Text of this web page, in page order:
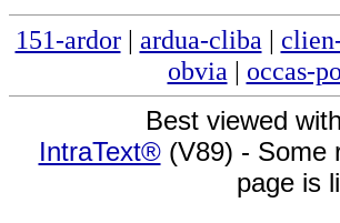
151-ardor| ardua-cliba |
obvia | occas-
Best viewed
IntraText®(V89) - Some
page is